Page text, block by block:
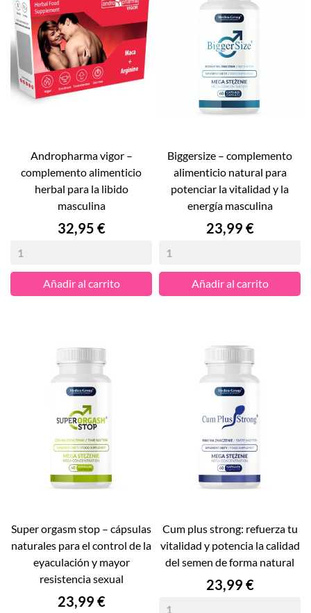
andropharma vigor –
complemento alimenticio
herbal para la libido
masculina
Precio
32,95 €
Añadir al carrito
biggersize – complemento
alimenticio natural para
potenciar la vitalidad y la
energía masculina
Precio
23,99 €
Añadir al carrito
super orgasm stop – cápsulas
naturales para el control de la
eyaculación y mayor
resistencia sexual
Precio
23,99 €
cum plus strong: refuerza tu
vitalidad y potencia la calidad
del semen de forma natural
Precio
23,99 €